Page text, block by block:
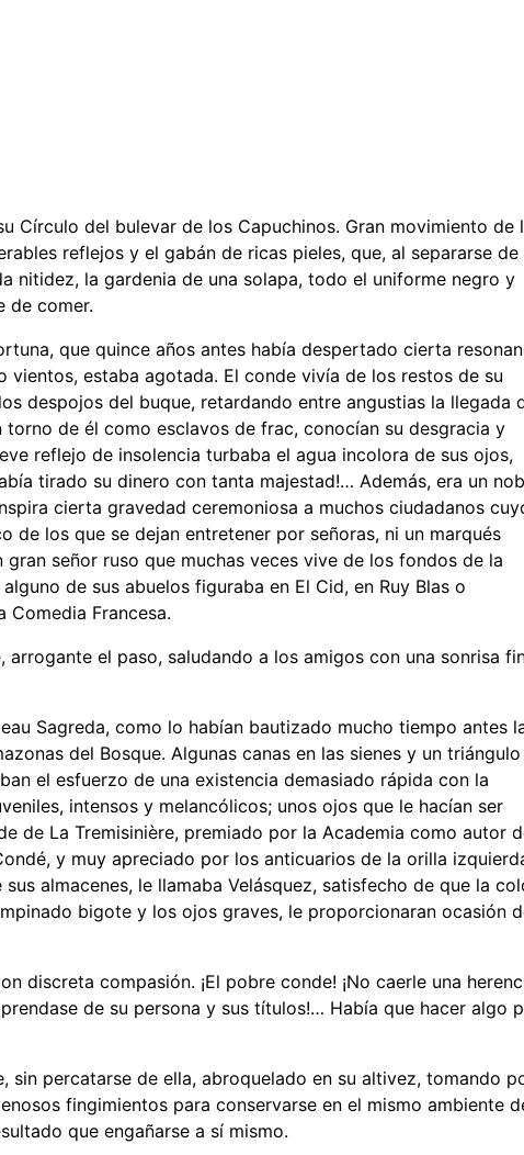
Círculo del bulevar de los Capuchinos. Gran movimiento de
reflejos y el gabán de ricas pieles, que, al separarse de
nitidez, la gardenia de una solapa, todo el uniforme negro y
de comer.
que quince años antes había despertado cierta
vientos, estaba agotada. El conde vivía de los restos de su
despojos del buque, retardando entre angustias la llegada
de él como esclavos de frac, conocían su desgracia y
reflejo de insolencia turbaba el agua incolora de sus ojos,
tirado su dinero con tanta majestad!… Además, era un
cierta gravedad ceremoniosa a muchos ciudadanos
de los que se dejan entretener por señoras, ni un marqués
señor ruso que muchas veces vive de los fondos de la
de sus abuelos figuraba en El Cid, en Ruy Blas o
Comedia Francesa.
el paso, saludando a los amigos con una sonrisa
Sagreda, como lo habían bautizado mucho tiempo antes
del Bosque. Algunas canas en las sienes y un
el esfuerzo de una existencia demasiado rápida con la
intensos y melancólicos; unos ojos que le hacían ser
de La Tremisinière, premiado por la Academia como autor
y muy apreciado por los anticuarios de la orilla
almacenes, le llamaba Velásquez, satisfecho de que la
bigote y los ojos graves, le proporcionaran ocasión
discreta compasión. ¡El pobre conde! ¡No caerle una
de su persona y sus títulos!… Había que hacer algo
sin percatarse de ella, abroquelado en su altivez, tomando
fingimientos para conservarse en el mismo ambiente
que engañarse a sí mismo.